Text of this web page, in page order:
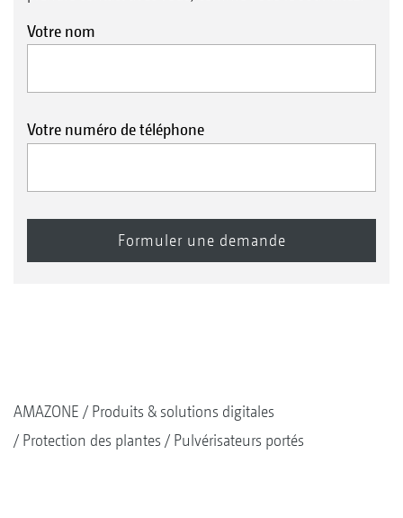
Votre nom
Votre numéro de téléphone
AMAZONE
Produits & solutions digitales
Protection des plantes
Pulvérisateurs portés